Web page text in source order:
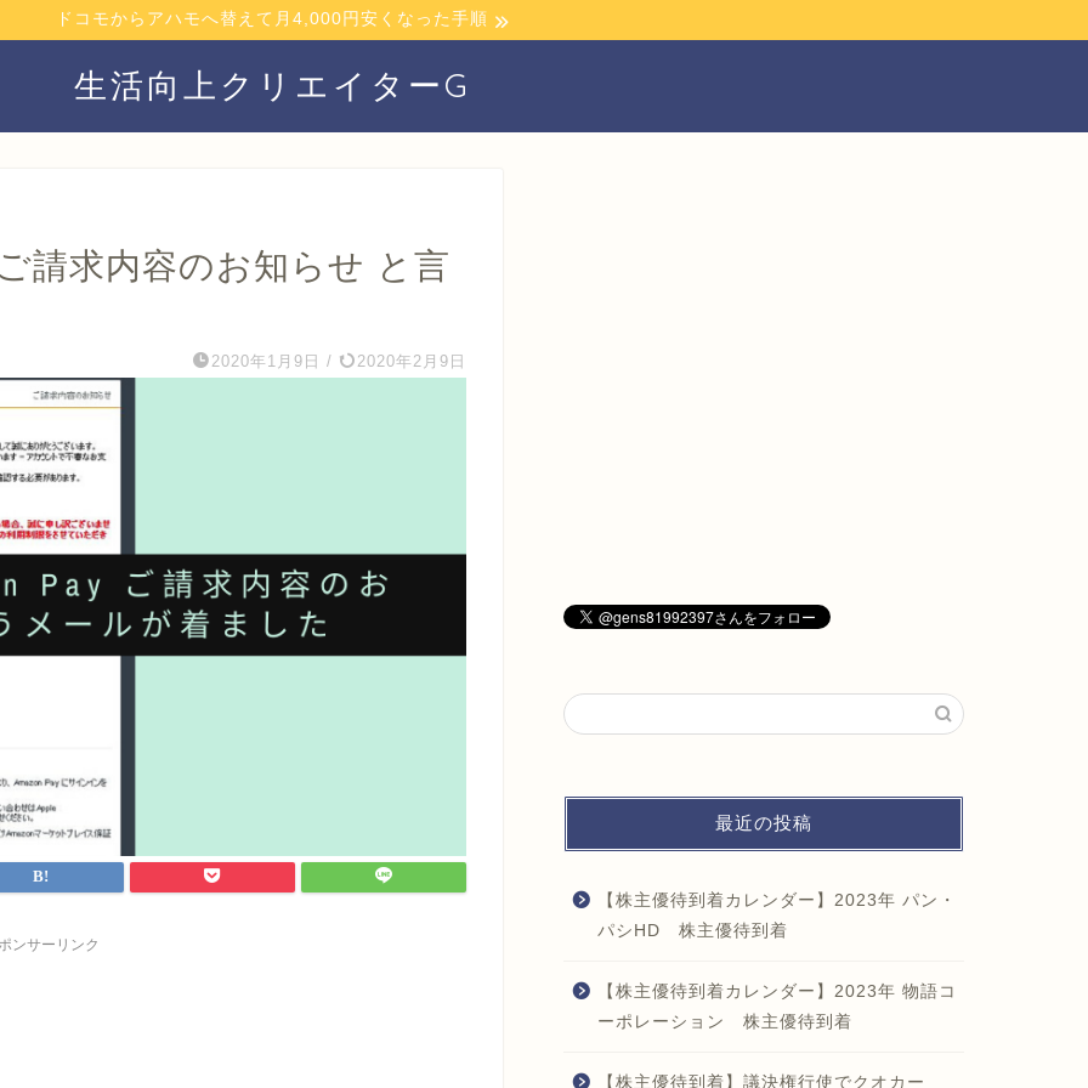
ドコモからアハモへ替えて月4,000円安くなった手順
生活向上クリエイターG
請求内容のお知らせ と言
2020年1月9日 / 2020年2月9日
ンサーリンク
最近の投稿
【株主優待到着カレンダー】2023年 パン・
パシHD 株主優待到着
【株主優待到着カレンダー】2023年 物語コ
ーポレーション 株主優待到着
【株主優待到着】議決権行使でクオカー